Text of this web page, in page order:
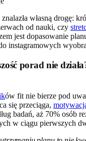
własną drogę:
od nauki, czy
jest dopasowanie
instagramowych
porad nie
ów fit nie bierze pod
się przeciąga,
badań, aż 70% osób
w ciągu pierwszych